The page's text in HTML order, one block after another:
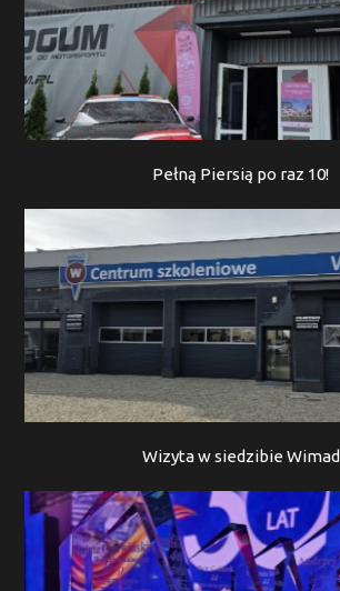
Pełną Piersią po raz 10!
Wizyta w siedzibie Wimad